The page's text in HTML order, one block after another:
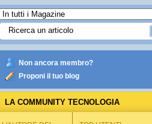
Non ancora membro?
Proponi il tuo blog
LA COMMUNITY TECNOLOGIA